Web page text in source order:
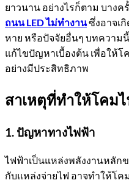
ยาวนาน อย่างไรก็ตาม บางค
ถนน LED ไม่ทำงานซึ่งอาจเ
หาย หรือปัจจัยอื่นๆ บทความ
แก้ไขปัญหาเบื้องต้น เพื่อให้โ
อย่างมีประสิทธิภาพ
สาเหตุที่ทำให้โคม
1. ปัญหาทางไฟฟ้า
ไฟฟ้าเป็นแหล่งพลังงานหลัก
กับแหล่งจ่ายไฟ อาจทำให้โค